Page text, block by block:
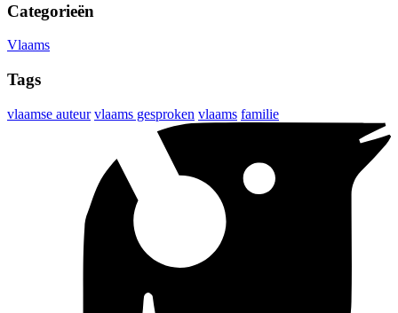
Categorieën
Vlaams
Tags
vlaamse auteur vlaams gesproken vlaams familie